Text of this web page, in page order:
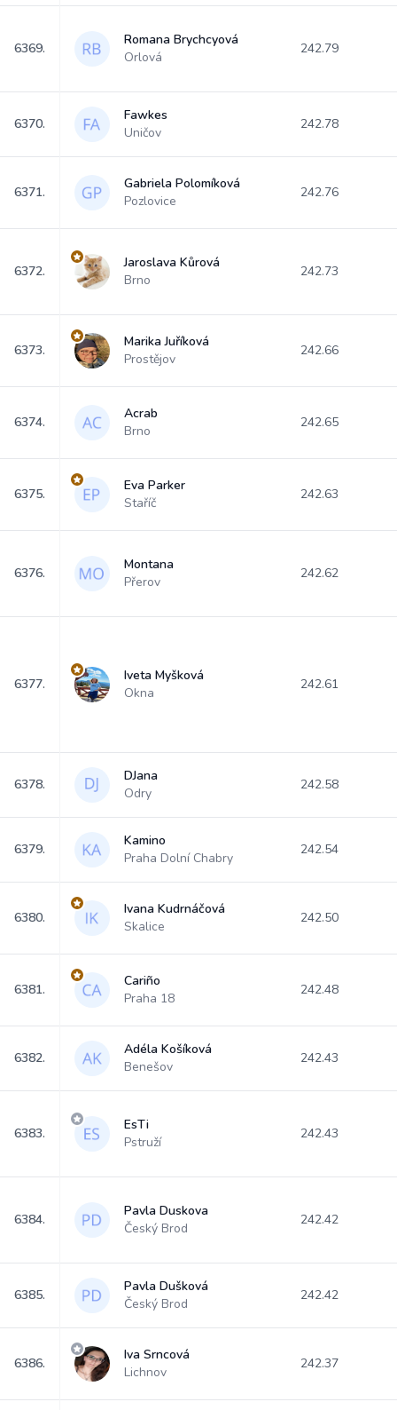
6369.
Romana Brychcyová
Orlová
242.79
6370.
Fawkes
Uničov
242.78
6371.
Gabriela Polomíková
Pozlovice
242.76
6372.
Jaroslava Kůrová
Brno
242.73
6373.
Marika Juříková
Prostějov
242.66
6374.
Acrab
Brno
242.65
6375.
Eva Parker
Staříč
242.63
6376.
Montana
Přerov
242.62
6377.
Iveta Myšková
Okna
242.61
6378.
DJana
Odry
242.58
6379.
Kamino
Praha Dolní Chabry
242.54
6380.
Ivana Kudrnáčová
Skalice
242.50
6381.
Cariño
Praha 18
242.48
6382.
Adéla Košíková
Benešov
242.43
6383.
EsTi
Pstruží
242.43
6384.
Pavla Duskova
Český Brod
242.42
6385.
Pavla Dušková
Český Brod
242.42
6386.
Iva Srncová
Lichnov
242.37